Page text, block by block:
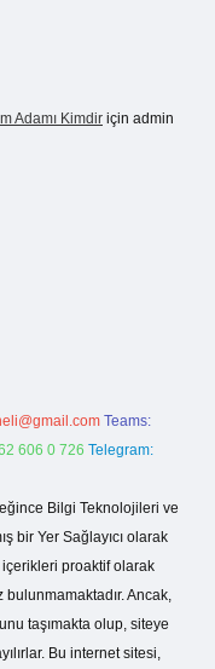
Adamı Kimdir için admin
Teams:
606 0 726 Telegram:
Bilgi Teknolojileri ve
bir Yer Sağlayıcı olarak
proaktif olarak
Ancak,
taşımakta olup, siteye
Bu internet sitesi,